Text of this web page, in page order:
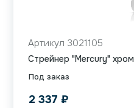
Под заказ
Артикул 3021105
Cтрейнер "Mercury"
2 337 ₽